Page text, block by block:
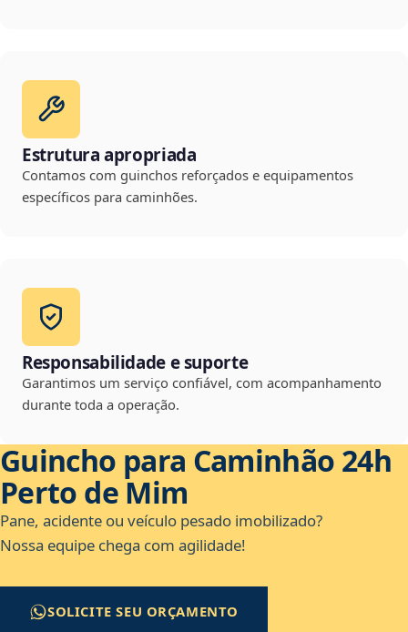
Estrutura apropriada
Contamos com guinchos reforçados e equipamentos
específicos para caminhões.
Responsabilidade e suporte
Garantimos um serviço confiável, com acompanhamento
durante toda a operação.
Guincho para Caminhão 24h
Perto de Mim
Pane, acidente ou veículo pesado imobilizado?
Nossa equipe chega com agilidade!
SOLICITE SEU ORÇAMENTO